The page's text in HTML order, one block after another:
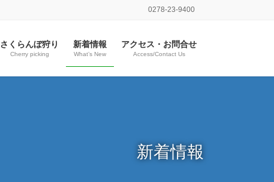
0278-23-9400
さくらんぼ狩り
Cherry picking
新着情報
What’s New
アクセス・お問合せ
Access/Contact Us
新着情報